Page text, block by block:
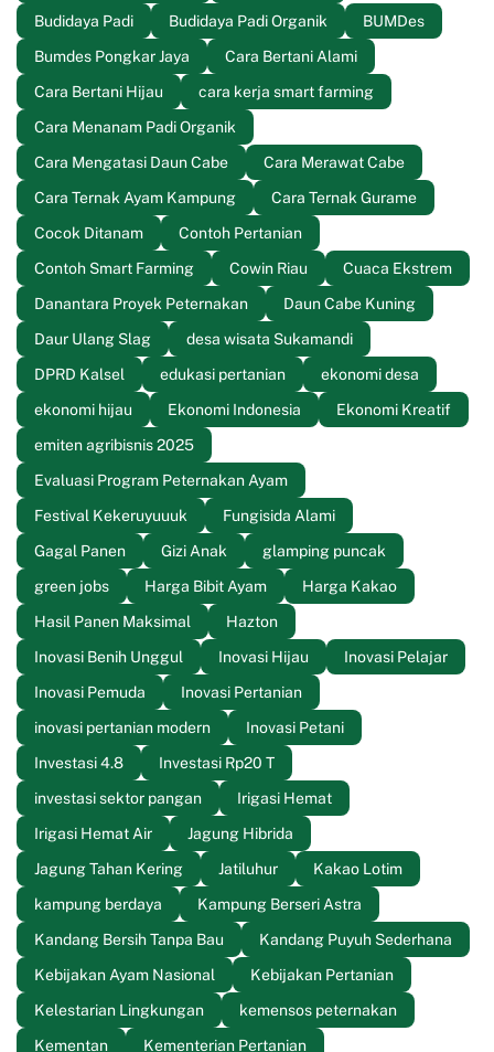
Budidaya Padi
Budidaya Padi Organik
BUMDes
Bumdes Pongkar Jaya
Cara Bertani Alami
Cara Bertani Hijau
cara kerja smart farming
Cara Menanam Padi Organik
Cara Mengatasi Daun Cabe
Cara Merawat Cabe
Cara Ternak Ayam Kampung
Cara Ternak Gurame
Cocok Ditanam
Contoh Pertanian
Contoh Smart Farming
Cowin Riau
Cuaca Ekstrem
Danantara Proyek Peternakan
Daun Cabe Kuning
Daur Ulang Slag
desa wisata Sukamandi
DPRD Kalsel
edukasi pertanian
ekonomi desa
ekonomi hijau
Ekonomi Indonesia
Ekonomi Kreatif
emiten agribisnis 2025
Evaluasi Program Peternakan Ayam
Festival Kekeruyuuuk
Fungisida Alami
Gagal Panen
Gizi Anak
glamping puncak
green jobs
Harga Bibit Ayam
Harga Kakao
Hasil Panen Maksimal
Hazton
Inovasi Benih Unggul
Inovasi Hijau
Inovasi Pelajar
Inovasi Pemuda
Inovasi Pertanian
inovasi pertanian modern
Inovasi Petani
Investasi 4.8
Investasi Rp20 T
investasi sektor pangan
Irigasi Hemat
Irigasi Hemat Air
Jagung Hibrida
Jagung Tahan Kering
Jatiluhur
Kakao Lotim
kampung berdaya
Kampung Berseri Astra
Kandang Bersih Tanpa Bau
Kandang Puyuh Sederhana
Kebijakan Ayam Nasional
Kebijakan Pertanian
Kelestarian Lingkungan
kemensos peternakan
Kementan
Kementerian Pertanian